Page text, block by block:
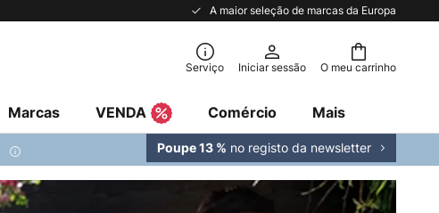
A maior seleção de marcas da Europa
O meu carrinho
Serviço Iniciar sessão
Marcas VENDA Comércio Mais
Poupe 13 % no registo da newsletter